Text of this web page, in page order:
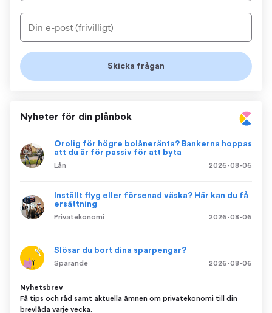
Nyheter för din plånbok
Orolig för högre bolåneränta? Bankerna hoppas
att du är för passiv för att byta
Lån 2026-08-06
Inställt flyg eller försenad väska? Här kan du få
ersättning
Privatekonomi 2026-08-06
Slösar du bort dina sparpengar?
Sparande 2026-08-06
Nyhetsbrev
Få tips och råd samt aktuella ämnen om privatekonomi till din
brevlåda varje vecka.